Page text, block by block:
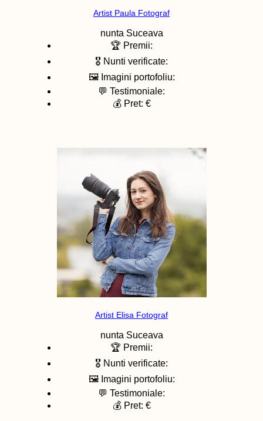
Artist Paula Fotograf
nunta Suceava
🏆 Premii:
🎖️ Nunti verificate:
🖼️ Imagini portofoliu:
💬 Testimoniale:
💰 Pret: €
Artist Elisa Fotograf
nunta Suceava
🏆 Premii:
🎖️ Nunti verificate:
🖼️ Imagini portofoliu:
💬 Testimoniale:
💰 Pret: €